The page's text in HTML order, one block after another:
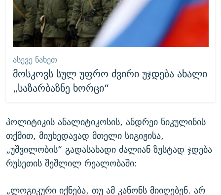
ᲐᲡᲔᲕᲔ ᲜᲐᲮᲔᲗ
მოსკოვს სულ უფრო ძვირი უჯდება ახალი
„საზარბაზნე ხორცი“
პოლიტიკის ანალიტიკოსის, ანდრეი ნიკულინის
თქმით, მიუხედავად მთელი სიგიჟისა,
„უშვილობის“ გადასახადი ძალიან ზუსტად ჯდება
რუსეთის შეშლილ რეალობაში:
„ლოგიკური იქნება, თუ ამ კანონს მიიღებენ. არ